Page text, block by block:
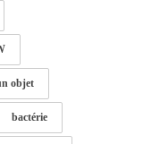
objet
bactérie